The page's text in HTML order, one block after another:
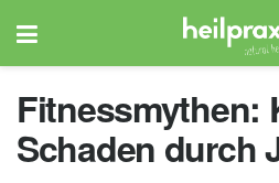
Fitnessmythen:
Schaden durch